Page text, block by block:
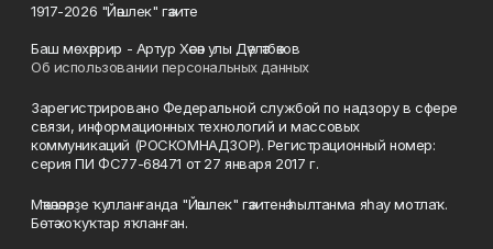
1917-2026 "Йәшлек" гәзите
Баш мөхәррир - Артур Хәсән улы Дәүләтбәков
Об использовании персональных данных
Зарегистрировано Федеральной службой по надзору в сфере
связи, информационных технологий и массовых
коммуникаций (РОСКОМНАДЗОР). Регистрационный номер:
серия ПИ ФС77-68471 от 27 января 2017 г.
Мәҡәләләрҙе ҡулланғанда "Йәшлек" гәзитенә һылтанма яһау мотлаҡ.
Бөтә хоҡуҡтар яҡланған.